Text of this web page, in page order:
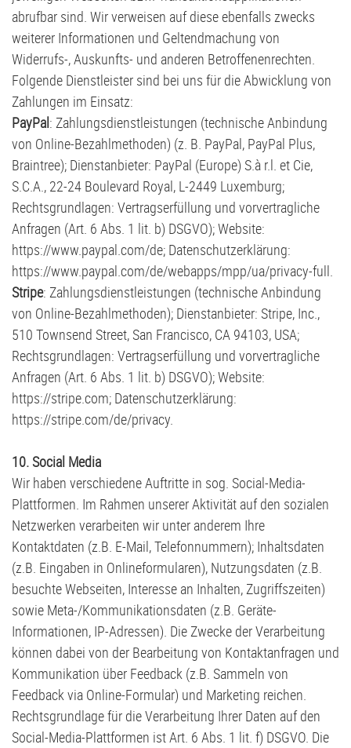
abrufbar sind. Wir verweisen auf diese ebenfalls zwecks
weiterer Informationen und Geltendmachung von
Widerrufs-, Auskunfts- und anderen Betroffenenrechten.
Folgende Dienstleister sind bei uns für die Abwicklung von
Zahlungen im Einsatz:
PayPal: Zahlungsdienstleistungen (technische Anbindung
von Online-Bezahlmethoden) (z. B. PayPal, PayPal Plus,
Braintree); Dienstanbieter: PayPal (Europe) S.à r.l. et Cie,
S.C.A., 22-24 Boulevard Royal, L-2449 Luxemburg;
Rechtsgrundlagen: Vertragserfüllung und vorvertragliche
Anfragen (Art. 6 Abs. 1 lit. b) DSGVO); Website:
https://www.paypal.com/de; Datenschutzerklärung:
https://www.paypal.com/de/webapps/mpp/ua/privacy-full.
Stripe: Zahlungsdienstleistungen (technische Anbindung
von Online-Bezahlmethoden); Dienstanbieter: Stripe, Inc.,
510 Townsend Street, San Francisco, CA 94103, USA;
Rechtsgrundlagen: Vertragserfüllung und vorvertragliche
Anfragen (Art. 6 Abs. 1 lit. b) DSGVO); Website:
https://stripe.com; Datenschutzerklärung:
https://stripe.com/de/privacy.
10. Social Media
Wir haben verschiedene Auftritte in sog. Social-Media-
Plattformen. Im Rahmen unserer Aktivität auf den sozialen
Netzwerken verarbeiten wir unter anderem Ihre
Kontaktdaten (z.B. E-Mail, Telefonnummern); Inhaltsdaten
(z.B. Eingaben in Onlineformularen), Nutzungsdaten (z.B.
besuchte Webseiten, Interesse an Inhalten, Zugriffszeiten)
sowie Meta-/Kommunikationsdaten (z.B. Geräte-
Informationen, IP-Adressen). Die Zwecke der Verarbeitung
können dabei von der Bearbeitung von Kontaktanfragen und
Kommunikation über Feedback (z.B. Sammeln von
Feedback via Online-Formular) und Marketing reichen.
Rechtsgrundlage für die Verarbeitung Ihrer Daten auf den
Social-Media-Plattformen ist Art. 6 Abs. 1 lit. f) DSGVO. Die